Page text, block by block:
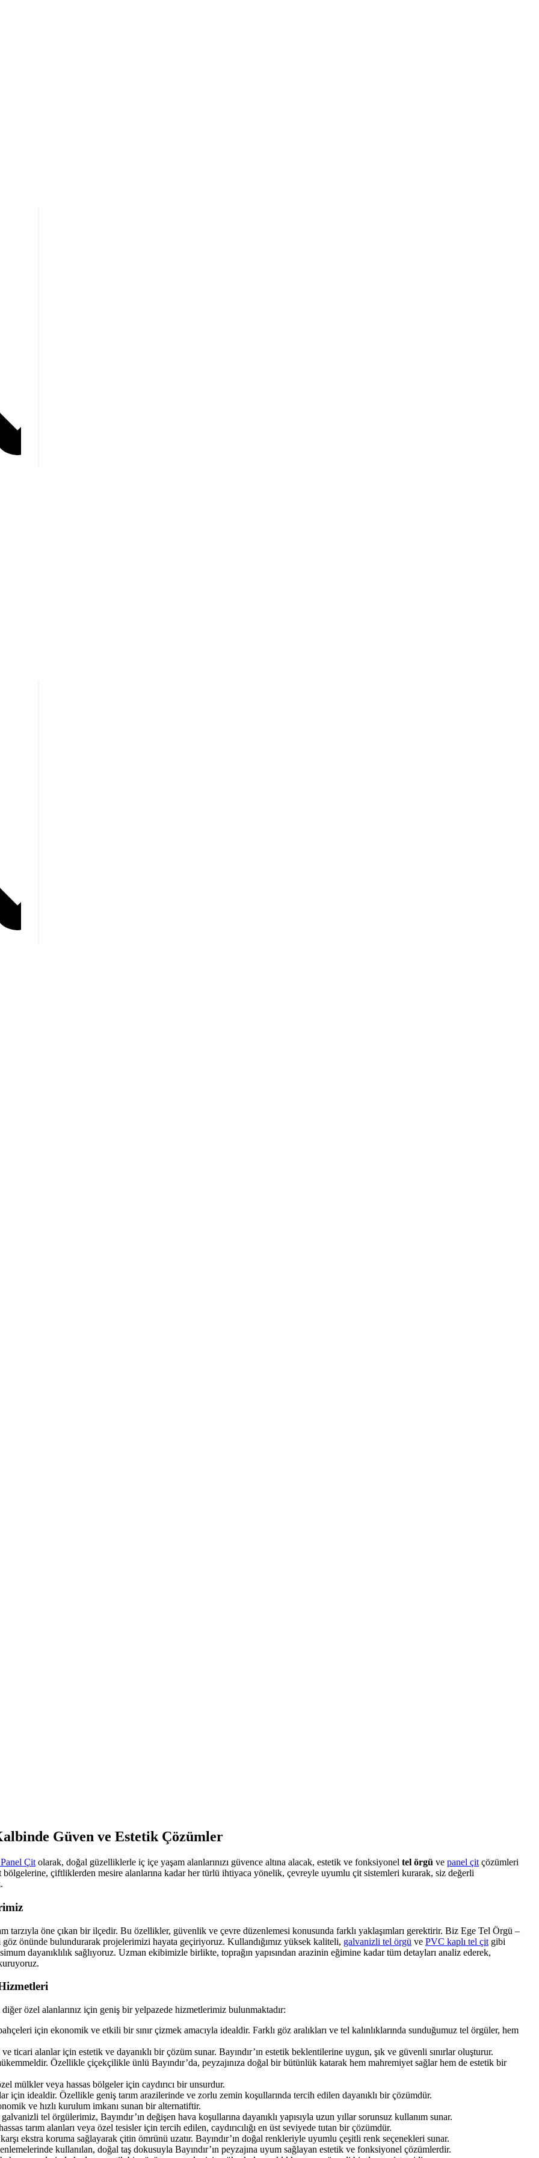
Güven ve Estetik Çözümler
Çit olarak, doğal güzelliklerle iç içe yaşam alanlarınızı güvence altına alacak, estetik ve fonksiyonel tel örgü ve panel çit çözümleri
bölgelerine, çiftliklerden mesire alanlarına kadar her türlü ihtiyaca yönelik, çevreyle uyumlu çit sistemleri kurarak, siz değerli
tarzıyla öne çıkan bir ilçedir. Bu özellikler, güvenlik ve çevre düzenlemesi konusunda farklı yaklaşımları gerektirir. Biz Ege Tel Örgü –
önünde bulundurarak projelerimizi hayata geçiriyoruz. Kullandığımız yüksek kaliteli, galvanizli tel örgü ve PVC kaplı tel çit gibi
dayanıklılık sağlıyoruz. Uzman ekibimizle birlikte, toprağın yapısından arazinin eğimine kadar tüm detayları analiz ederek,
özel alanlarınız için geniş bir yelpazede hizmetlerimiz bulunmaktadır:
için ekonomik ve etkili bir sınır çizmek amacıyla idealdir. Farklı göz aralıkları ve tel kalınlıklarında sunduğumuz tel örgüler, hem
alanlar için estetik ve dayanıklı bir çözüm sunar. Bayındır’ın estetik beklentilerine uygun, şık ve güvenli sınırlar oluşturur.
Özellikle çiçekçilikle ünlü Bayındır’da, peyzajınıza doğal bir bütünlük katarak hem mahremiyet sağlar hem de estetik bir
mülkler veya hassas bölgeler için caydırıcı bir unsurdur.
için idealdir. Özellikle geniş tarım arazilerinde ve zorlu zemin koşullarında tercih edilen dayanıklı bir çözümdür.
ve hızlı kurulum imkanı sunan bir alternatiftir.
tel örgülerimiz, Bayındır’ın değişen hava koşullarına dayanıklı yapısıyla uzun yıllar sorunsuz kullanım sunar.
tarım alanları veya özel tesisler için tercih edilen, caydırıcılığı en üst seviyede tutan bir çözümdür.
ekstra koruma sağlayarak çitin ömrünü uzatır. Bayındır’ın doğal renkleriyle uyumlu çeşitli renk seçenekleri sunar.
kullanılan, doğal taş dokusuyla Bayındır’ın peyzajına uyum sağlayan estetik ve fonksiyonel çözümlerdir.